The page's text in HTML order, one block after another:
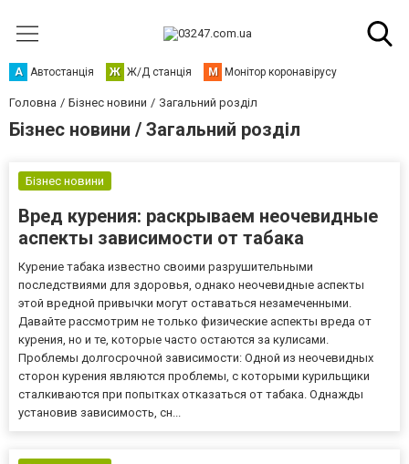
А Автостанція Ж Ж/Д станція М Монітор коронавірусу
Головна Бізнес новини Загальний розділ
Бізнес новини / Загальний розділ
Бізнес новини
Вред курения: раскрываем неочевидные
аспекты зависимости от табака
Курение табака известно своими разрушительными
последствиями для здоровья, однако неочевидные аспекты
этой вредной привычки могут оставаться незамеченными.
Давайте рассмотрим не только физические аспекты вреда от
курения, но и те, которые часто остаются за кулисами.
Проблемы долгосрочной зависимости: Одной из неочевидных
сторон курения являются проблемы, с которыми курильщики
сталкиваются при попытках отказаться от табака. Однажды
установив зависимость, сн...